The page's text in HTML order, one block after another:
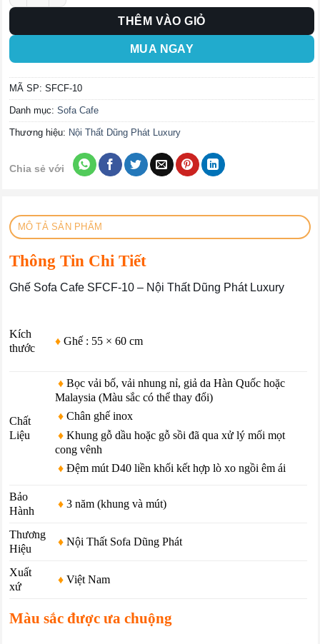
THÊM VÀO GIỎ
MUA NGAY
MÃ SP: SFCF-10
Danh mục: Sofa Cafe
Thương hiệu: Nội Thất Dũng Phát Luxury
Chia sẻ với
MÔ TẢ SẢN PHẨM
Thông Tin Chi Tiết
Ghế Sofa Cafe SFCF-10 – Nội Thất Dũng Phát Luxury
Kích
thước
♦ Ghế : 55 × 60 cm
Chất
Liệu
♦ Bọc vải bố, vải nhung nỉ, giả da Hàn Quốc hoặc
Malaysia (Màu sắc có thể thay đổi)
♦ Chân ghế inox
♦ Khung gỗ dầu hoặc gỗ sồi đã qua xử lý mối mọt
cong vênh
♦ Đệm mút D40 liền khối kết hợp lò xo ngồi êm ái
Bảo
Hành
♦3 năm (khung và mút)
Thương
Hiệu
♦Nội Thất Sofa Dũng Phát
Xuất
xứ
♦Việt Nam
Màu sắc được ưa chuộng